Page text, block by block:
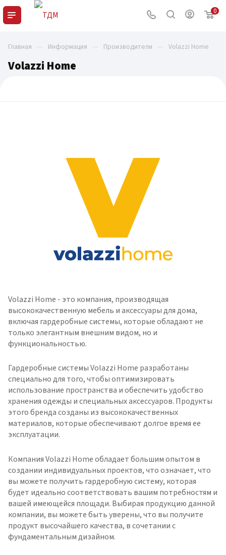
0
Главная — Информация — Производители — Volazzi Home
Volazzi Home
Volazzi Home - это компания, производящая
высококачественную мебель и аксессуары для дома,
включая гардеробные системы, которые обладают не
только элегантным внешним видом, но и
функциональностью.
Гардеробные системы Volazzi Home разработаны
специально для того, чтобы оптимизировать
использование пространства и обеспечить удобство
хранения одежды и специальных аксессуаров. Продукты
этого бренда созданы из высококачественных
материалов, которые обеспечивают долгое время ее
эксплуатации.
Компания Volazzi Home обладает большим опытом в
создании индивидуальных проектов, что означает, что
вы можете получить гардеробную систему, которая
будет идеально соответствовать вашим потребностям и
вашей имеющейся площади. Выбирая продукцию данной
компании, вы можете быть уверены, что вы получите
продукт высочайшего качества, в сочетании с
фундаментальным дизайном.